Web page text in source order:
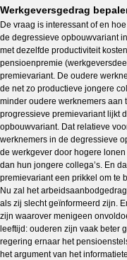
Werkgeversgedrag
De vraag is interessant of en
de degressieve opbouwvariant
met dezelfde productiviteit
pensioenpremie
premievariant. De oudere
de net zo productieve jongere
minder oudere werknemers aan
progressieve premievariant lijkt
opbouwvariant. Dat relatieve
werknemers in de degressieve
de werkgever door hogere
dan hun jongere collega’s. En
premievariant een prikkel om te
Nu zal het
als zij slecht geïnformeerd zijn.
zijn waarover menigeen
leeftijd: ouderen zijn vaak beter
regering ernaar het
het argument van het